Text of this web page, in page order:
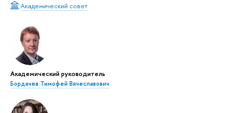
Академический совет
Академический руководитель
Бордачев Тимофей Вячеславович